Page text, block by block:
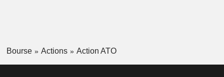
Bourse Actions Action ATO